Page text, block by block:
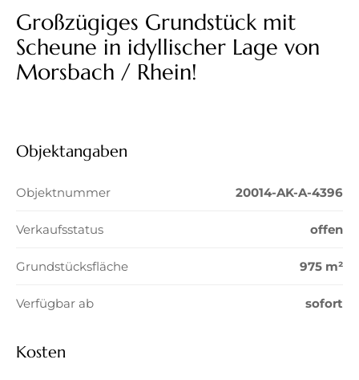
Großzügiges Grundstück mit
Scheune in idyllischer Lage von
Morsbach / Rhein!
Objektangaben
Objektnummer 20014-AK-A-4396
Verkaufsstatus offen
Grundstücksfläche 975 m²
Verfügbar ab sofort
Kosten